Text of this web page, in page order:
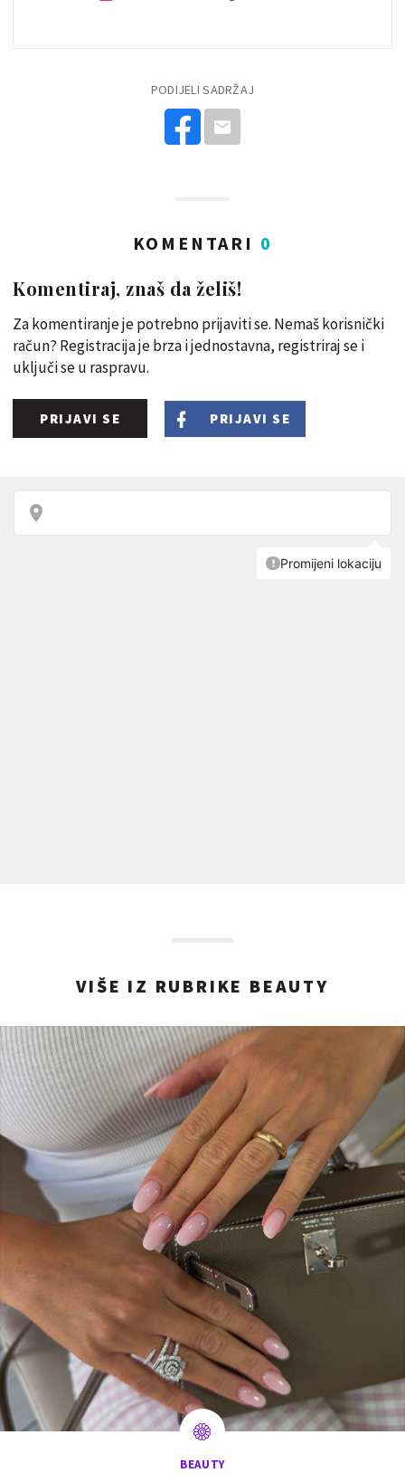
PODIJELI SADRŽAJ
KOMENTARI 0
Komentiraj, znaš da želiš!
Za komentiranje je potrebno prijaviti se. Nemaš korisnički
račun? Registracija je brza i jednostavna, registriraj se i
uključi se u raspravu.
PRIJAVI SE PRIJAVI SE
VIŠE IZ RUBRIKE BEAUTY
BEAUTY